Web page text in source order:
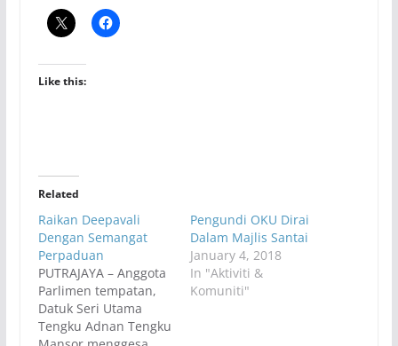
Like this:
Related
Raikan Deepavali
Dengan Semangat
Perpaduan
PUTRAJAYA – Anggota
Parlimen tempatan,
Datuk Seri Utama
Tengku Adnan Tengku
Pengundi OKU Dirai
Dalam Majlis Santai
January 4, 2018
In "Aktiviti &
Komuniti"